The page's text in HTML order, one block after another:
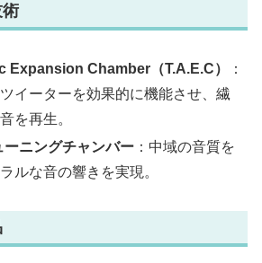
Expansion Chamber（T.A.E.C）
：
イーターを効果的に機能させ、繊
を再生。
ニングチャンバー ：中域の音質を
ルな音の響きを実現。